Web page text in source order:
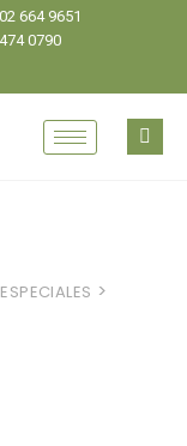
664 9651
0790
ESPECIALES >